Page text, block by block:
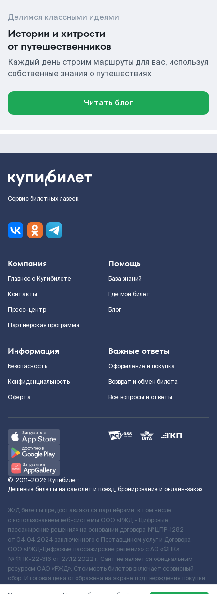
Делимся классными идеями
Истории и хитрости
от путешественников
Каждый день строим маршруты для вас, используя
собственные знания о путешествиях
Читать блог
Сервис билетных лазеек
Компания
Главное о Купибилете
Контакты
Пресс-центр
Партнерская программа
Помощь
База знаний
Где мой билет
Блог
Информация
Безопасность
Конфиденциальность
Оферта
Важные ответы
Оформление и покупка
Возврат и обмен билета
Все вопросы и ответы
© 2011–2026 Купибилет
Дешёвые билеты на самолёт и поезд, бронирование и онлайн-заказ
Ж/Д билеты предоставляются партнёрами, в том числе
с использованием веб-системы ООО «РЖД – Цифровые
пассажирские решения» на основании договора № ЦПР-1282
от 04.04.2024 заключенного с Поставщиком услуг и Договора
ООО «РЖД-Цифровые пассажирские решения» c АО «ФПК»
№ ФПК-22-316 от 27.12.2022 г. Сайт не является официальным
ресурсом ОАО «РЖД». Стоимость билетов включает сервисный
сбор. Итоговая цена отображена на экране подтверждения покупки.